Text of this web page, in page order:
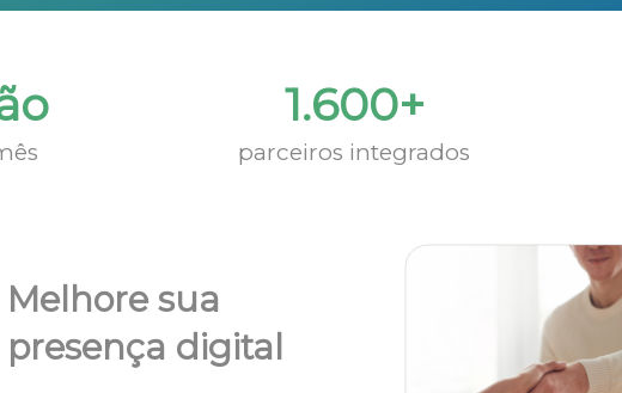
1.600+
parceiros integrados
Melhore sua
presença digital